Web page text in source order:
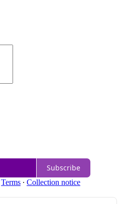
Subscribe
Terms ∙ Collection notice